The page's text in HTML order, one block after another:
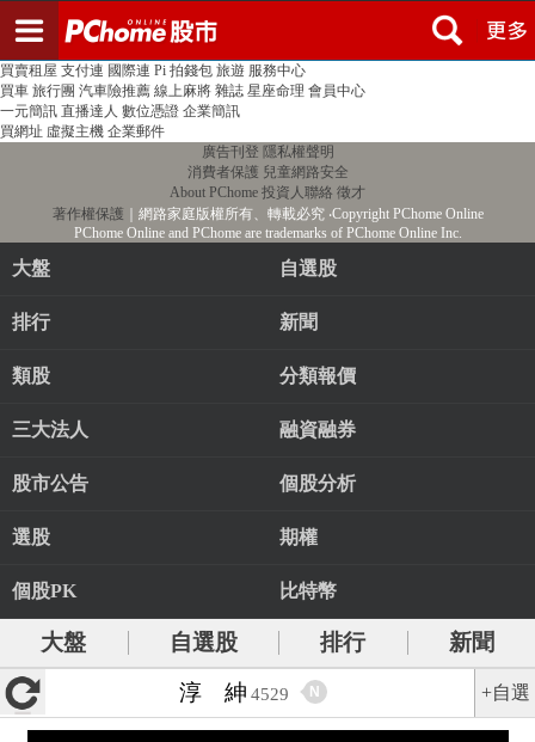
PChome首頁 線上購物 24h購物 書店
買賣租屋 支付連 國際連 Pi 拍錢包 旅遊 服務中心
買車 旅行團 汽車險推薦 線上麻將 雜誌 星座命理 會員中心
一元簡訊 直播達人 數位憑證 企業簡訊
買網址 虛擬主機 企業郵件
廣告刊登 隱私權聲明
消費者保護 兒童網路安全
About PChome 投資人聯絡 徵才
著作權保護 ｜網路家庭版權所有、轉載必究‧Copyright PChome Online
PChome Online and PChome are trademarks of PChome Online Inc.
大盤 自選股
排行 新聞
類股 分類報價
三大法人 融資融券
股市公告 個股分析
選股 期權
個股PK 比特幣
大盤 自選股 排行
新聞
淳 紳 4529 N +自選